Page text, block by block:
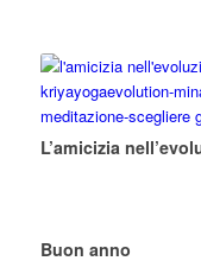
L’amicizia
Buon anno